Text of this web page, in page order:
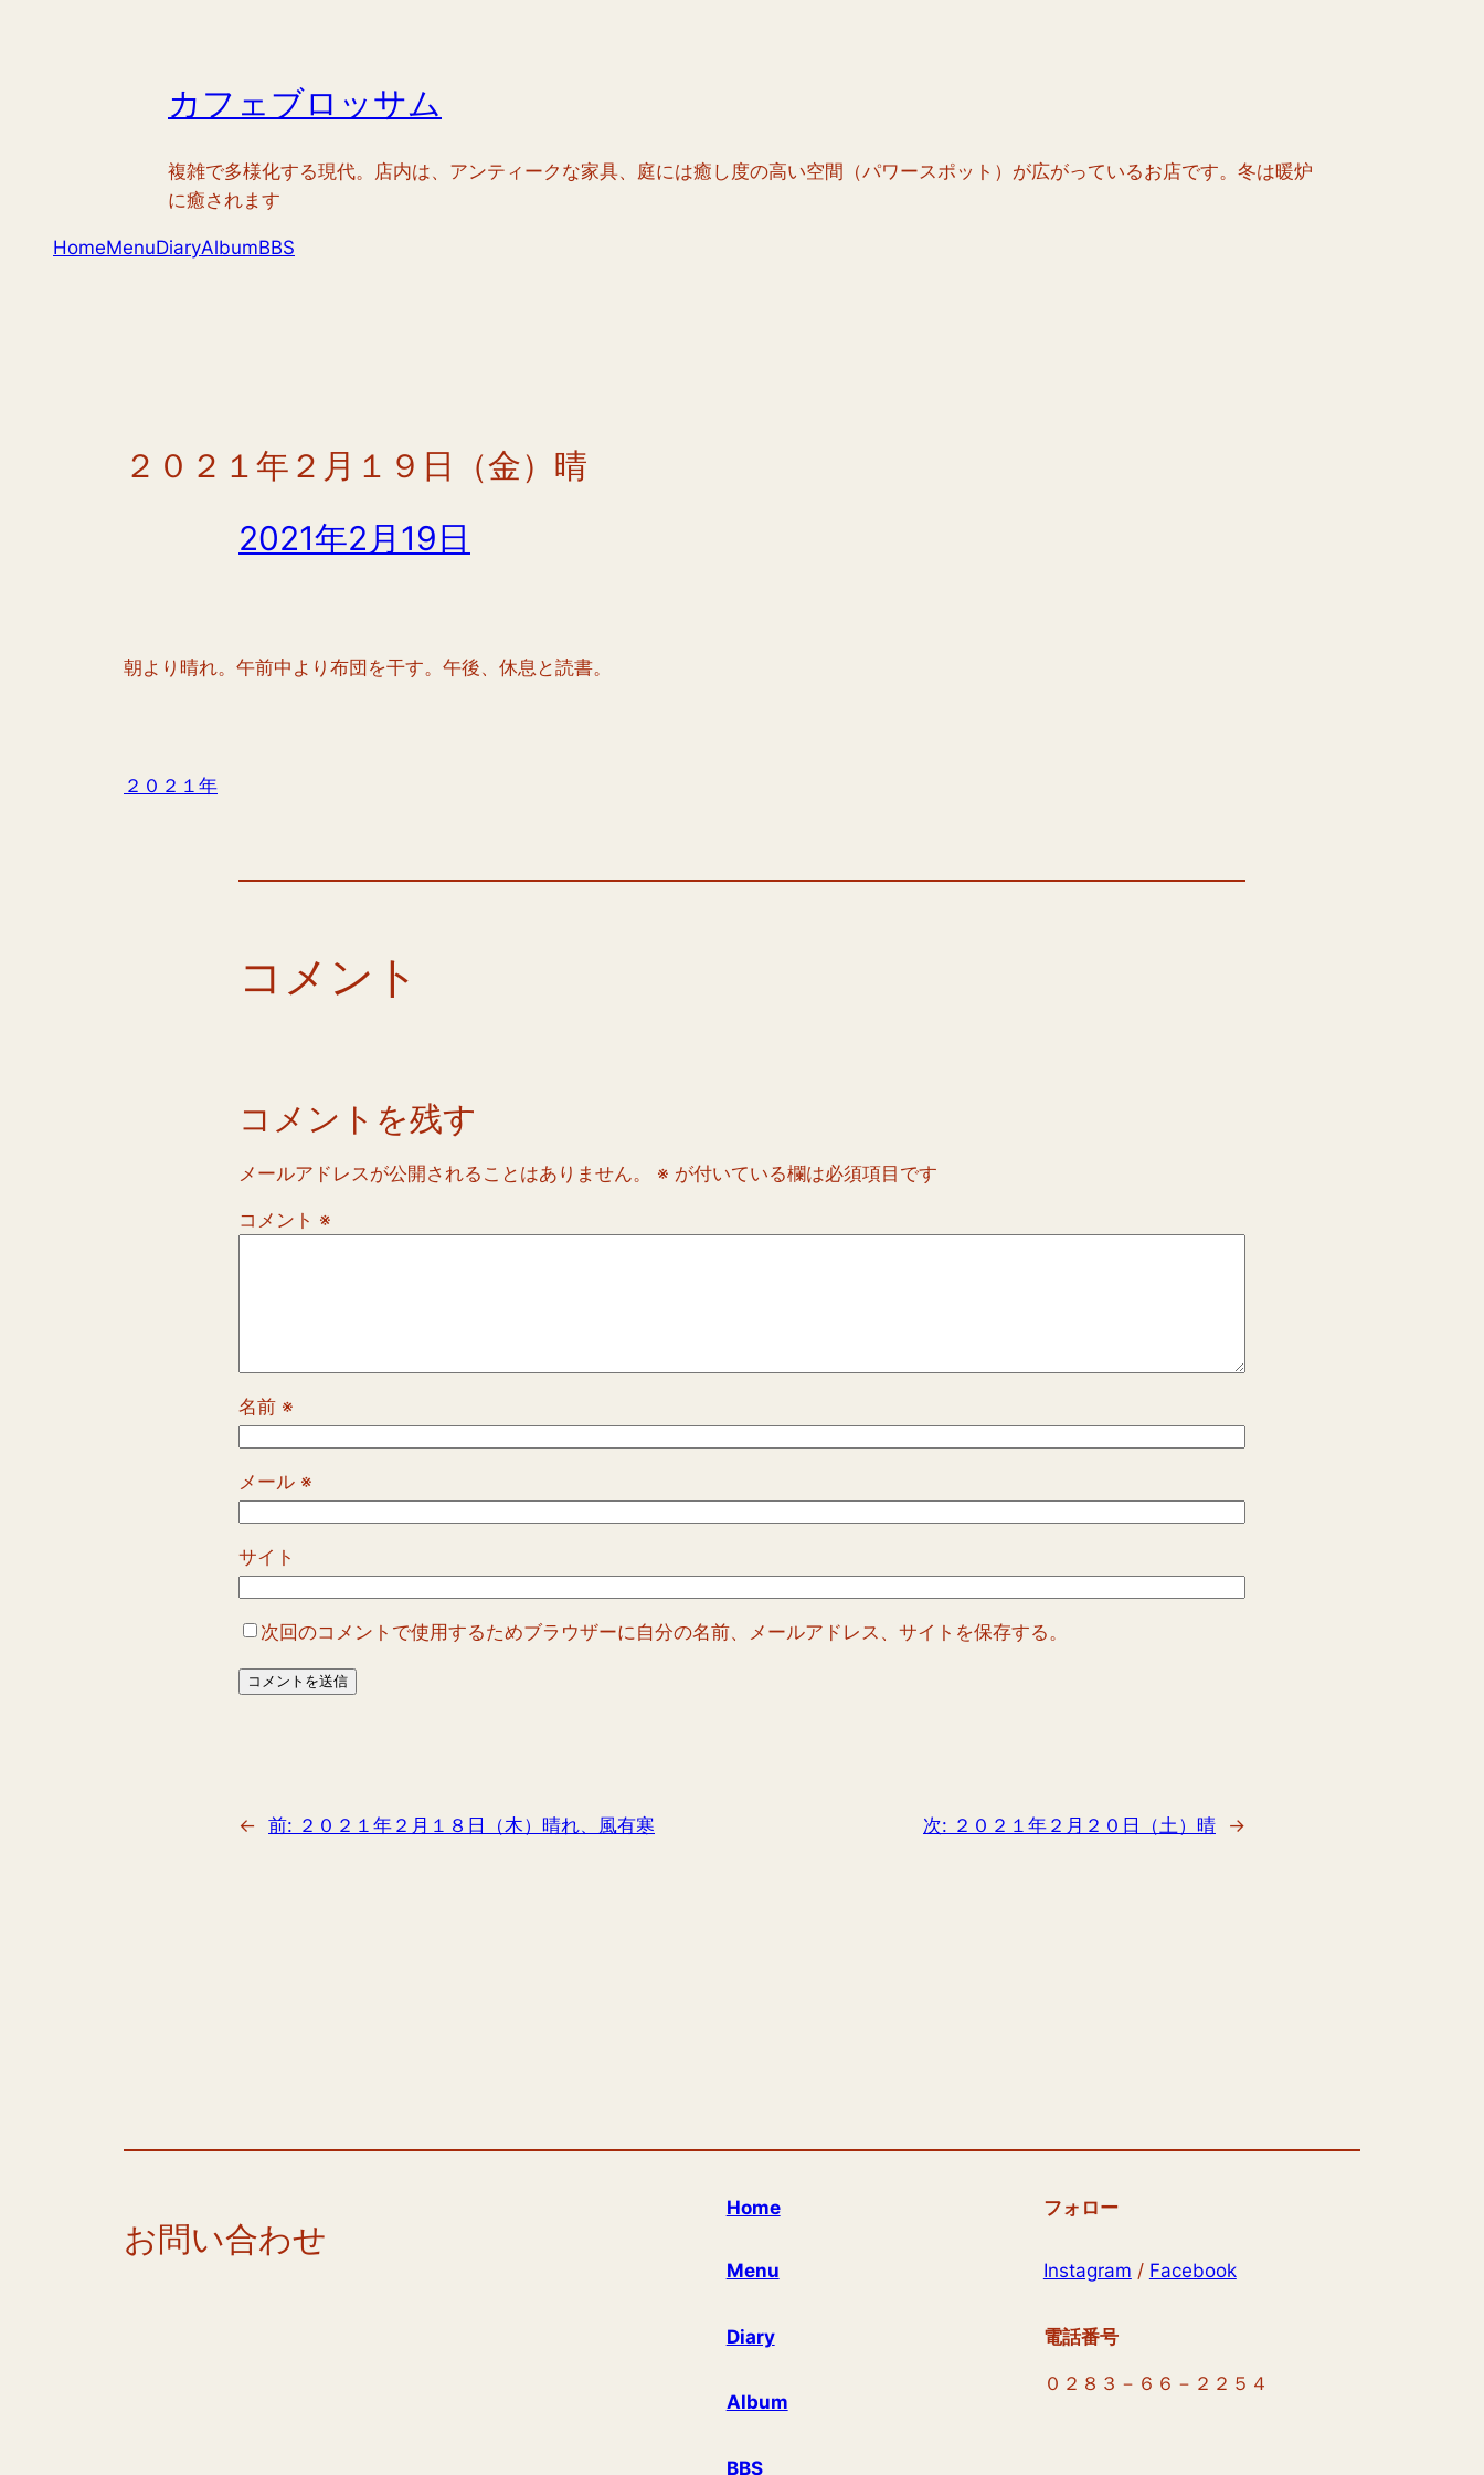
カフェブロッサム
複雑で多様化する現代。店内は、アンティークな家具、庭には癒し度の高い空間（パワースポット）が広がっているお店です。冬は暖炉
に癒されます
HomeMenuDiaryAlbumBBS
２０２１年２月１９日（金）晴
2021年2月19日
朝より晴れ。午前中より布団を干す。午後、休息と読書。
２０２１年
コメント
コメントを残す
メールアドレスが公開されることはありません。 ※ が付いている欄は必須項目です
コメント ※
名前 ※
メール ※
サイト
次回のコメントで使用するためブラウザーに自分の名前、メールアドレス、サイトを保存する。
← 前: ２０２１年２月１８日（木）晴れ、風有寒 次: ２０２１年２月２０日（土）晴 →
お問い合わせ
Home
Menu
Diary
Album
BBS
フォロー
Instagram / Facebook
電話番号
０２８３－６６－２２５４